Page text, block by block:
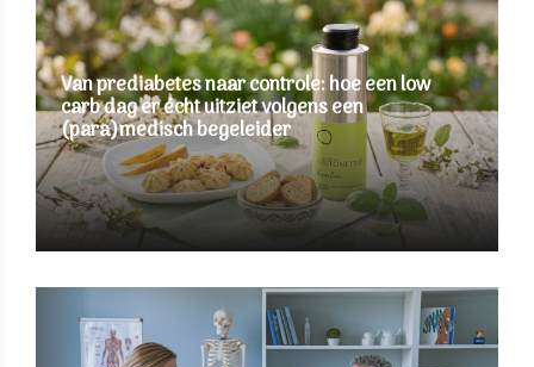
Van prediabetes naar controle: hoe een low
carb dag er écht uitziet volgens een
(para)medisch begeleider